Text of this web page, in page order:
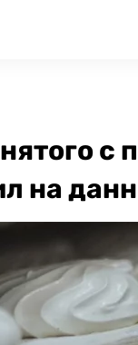
с
на